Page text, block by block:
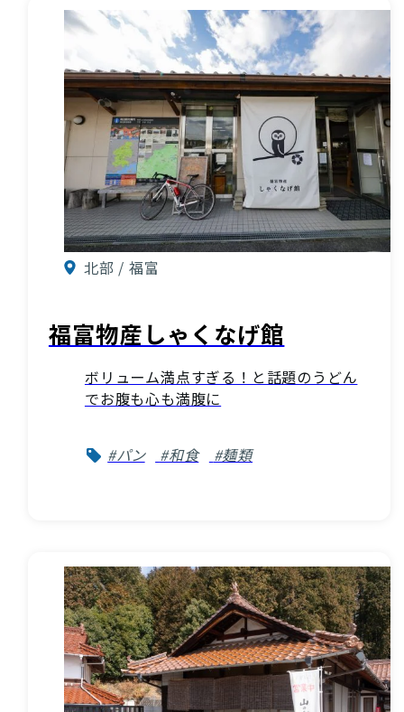
北部 / 福富
福富物産しゃくなげ館
ボリューム満点すぎる！と話題のうどん
でお腹も心も満腹に
#パン #和食 #麺類